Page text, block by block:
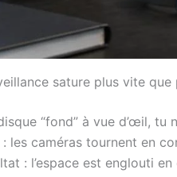
sature plus vite que
“fond” à vue d’œil,
les caméras tournent en
: l’espace est englouti